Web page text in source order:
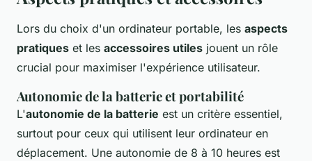
Lors du choix d'un ordinateur portable, les aspects
pratiques et les accessoires utiles jouent un rôle
crucial pour maximiser l'expérience utilisateur.
Autonomie de la batterie et portabilité
L'autonomie de la batterie est un critère essentiel,
surtout pour ceux qui utilisent leur ordinateur en
déplacement. Une autonomie de 8 à 10 heures est